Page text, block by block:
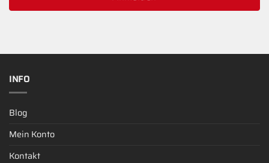
INFO
Blog
Mein Konto
Kontakt